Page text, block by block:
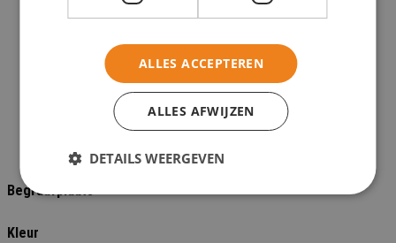
Urn druppel
Natuursteen graf
RVS grafmonument
Glazen grafmonument
Grafvazen
Begraafplaats
Kleur
ALLES ACCEPTEREN
ALLES AFWIJZEN
DETAILS WEERGEVEN